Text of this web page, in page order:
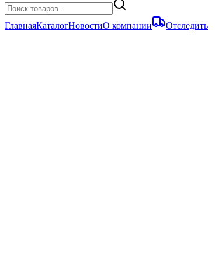
ГлавнаяКаталогНовостиО компании Отследить